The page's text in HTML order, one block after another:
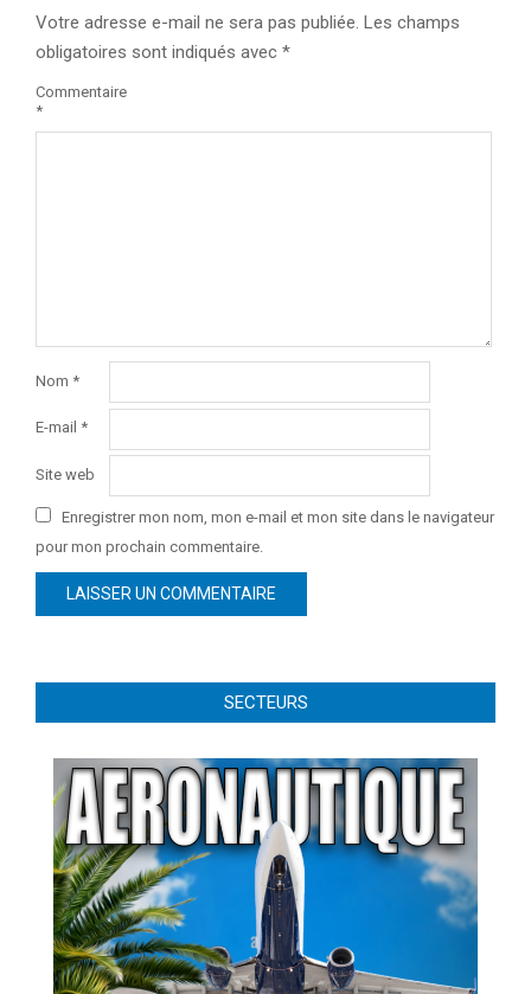
Votre adresse e-mail ne sera pas publiée. Les champs
obligatoires sont indiqués avec *
Commentaire
*
Nom *
E-mail *
Site web
Enregistrer mon nom, mon e-mail et mon site dans le navigateur
pour mon prochain commentaire.
SECTEURS